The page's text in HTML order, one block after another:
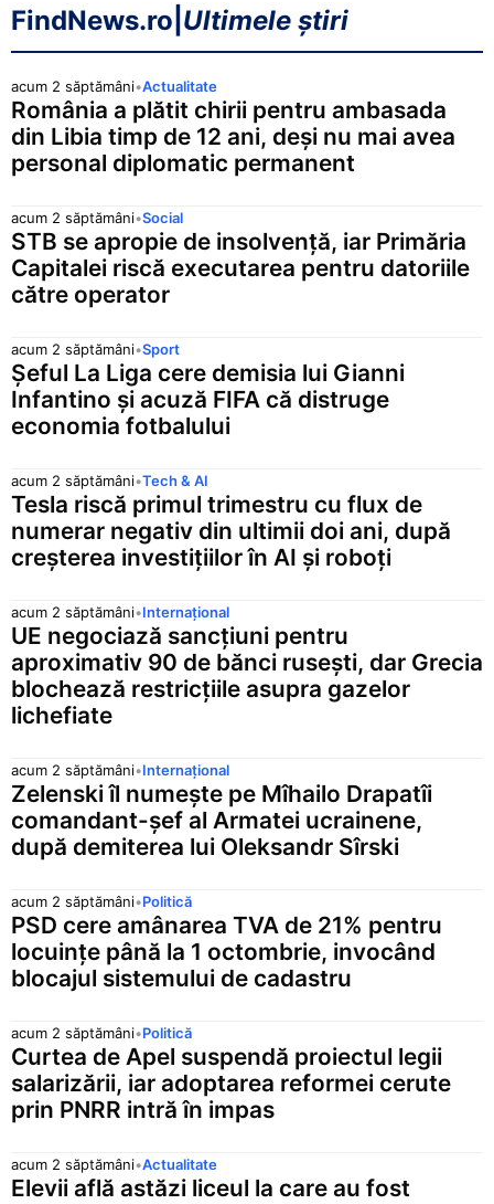
FindNews.ro Ultimele știri
acum 2 săptămâni•Actualitate
România a plătit chirii pentru ambasada
din Libia timp de 12 ani, deși nu mai avea
personal diplomatic permanent
acum 2 săptămâni•Social
STB se apropie de insolvență, iar Primăria
Capitalei riscă executarea pentru datoriile
către operator
acum 2 săptămâni•Sport
Șeful La Liga cere demisia lui Gianni
Infantino și acuză FIFA că distruge
economia fotbalului
acum 2 săptămâni•Tech & AI
Tesla riscă primul trimestru cu flux de
numerar negativ din ultimii doi ani, după
creșterea investițiilor în AI și roboți
acum 2 săptămâni•Internațional
UE negociază sancțiuni pentru
aproximativ 90 de bănci rusești, dar Grecia
blochează restricțiile asupra gazelor
lichefiate
acum 2 săptămâni•Internațional
Zelenski îl numește pe Mîhailo Drapatîi
comandant-șef al Armatei ucrainene,
după demiterea lui Oleksandr Sîrski
acum 2 săptămâni•Politică
PSD cere amânarea TVA de 21% pentru
locuințe până la 1 octombrie, invocând
blocajul sistemului de cadastru
acum 2 săptămâni•Politică
Curtea de Apel suspendă proiectul legii
salarizării, iar adoptarea reformei cerute
prin PNRR intră în impas
acum 2 săptămâni•Actualitate
Elevii află astăzi liceul la care au fost